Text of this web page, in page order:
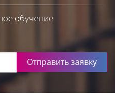
обучение
Отправить заявку